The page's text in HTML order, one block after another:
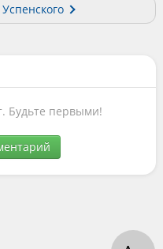
Будьте первыми!